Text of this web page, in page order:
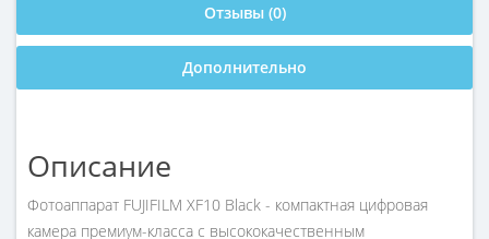
Отзывы (0)
Дополнительно
Описание
Фотоаппарат FUJIFILM XF10 Black - компактная цифровая
камера премиум-класса с высококачественным